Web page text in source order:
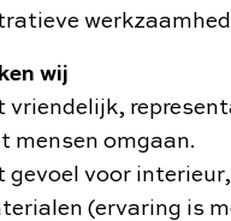
wij
vriendelijk,
mensen omgaan.
gevoel voor
(ervaring is